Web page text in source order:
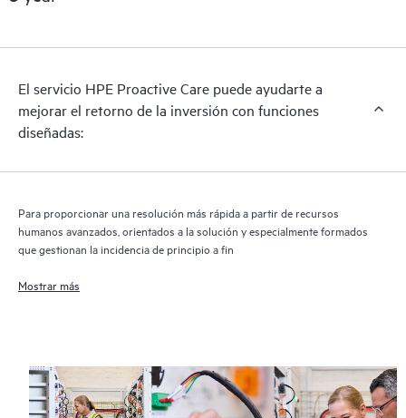
reactivo de hardware para satisfacer tus necesidades operativas
software y firmware para los dispositivos compatibles,
proporcionándote una lista de recomendaciones para que tu
infraestructura con cobertura HPE Proactive Care permanezca
proactivo regular de tus dispositivos cubiertos por HPE
problemas de configuración. HPE Proactive Care también
proporciona informes trimestrales de incidentes para ayudarte
se repitan.
El servicio HPE Proactive Care puede ayudarte a
mejorar el retorno de la inversión con funciones
diseñadas:
Para proporcionar una resolución más rápida a partir de recursos
humanos avanzados, orientados a la solución y especialmente formados
que gestionan la incidencia de principio a fin
Mostrar más